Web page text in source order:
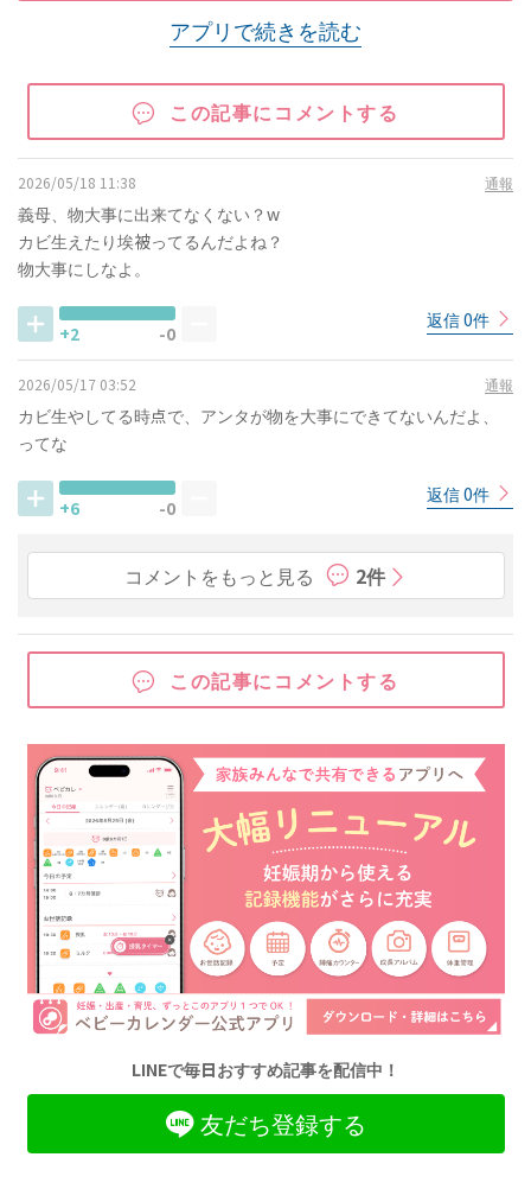
アプリで続きを読む
この記事にコメントする
2026/05/18 11:38 通報
義母、物大事に出来てなくない？w
カビ生えたり埃被ってるんだよね？
物大事にしなよ。
+2 -0
返信 0件
2026/05/17 03:52 通報
カビ生やしてる時点で、アンタが物を大事にできてないんだよ、
ってな
+6 -0
返信 0件
コメントをもっと見る 2件
この記事にコメントする
LINEで毎日おすすめ記事を配信中！
友だち登録する